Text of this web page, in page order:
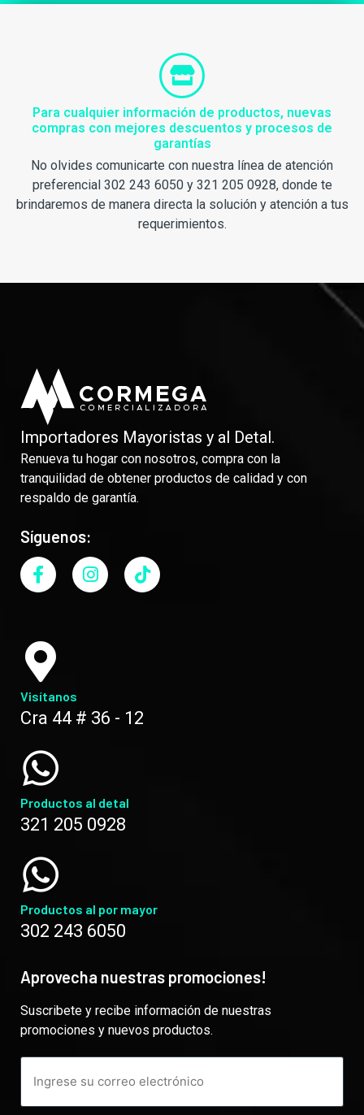
Para cualquier información de productos, nuevas
compras con mejores descuentos y procesos de
garantías
No olvides comunicarte con nuestra línea de atención
preferencial 302 243 6050 y 321 205 0928, donde te
brindaremos de manera directa la solución y atención a tus
requerimientos.
Importadores Mayoristas y al Detal.
Renueva tu hogar con nosotros, compra con la
tranquilidad de obtener productos de calidad y con
respaldo de garantía.
Síguenos:
Visítanos
Cra 44 # 36 - 12
Productos al detal
321 205 0928
Productos al por mayor
302 243 6050
Aprovecha nuestras promociones!
Suscribete y recibe información de nuestras
promociones y nuevos productos.